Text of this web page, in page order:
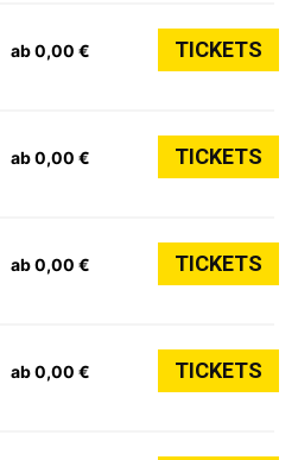
ab 0,00 € TICKETS
ab 0,00 € TICKETS
ab 0,00 € TICKETS
ab 0,00 € TICKETS